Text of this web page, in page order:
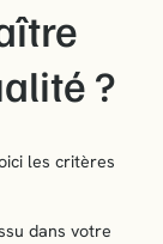
?
les critères
dans votre